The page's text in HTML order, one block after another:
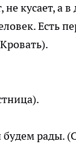
кусает, а
Есть
будем рады.